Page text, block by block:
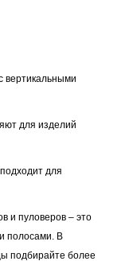
вертикальными
для изделий
для
и пуловеров – это
полосами. В
подбирайте более